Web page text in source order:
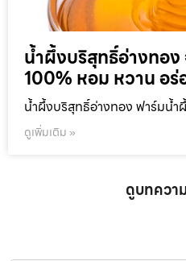
น้ำผึ้งบริสุทธิ์อ่างทอ
100% หอม หวาน อ
น้ำผึ้งบริสุทธิ์อ่างทอง ฟาร์มน้ำ
ดูเพิ่มเติม »
ดูบทควา